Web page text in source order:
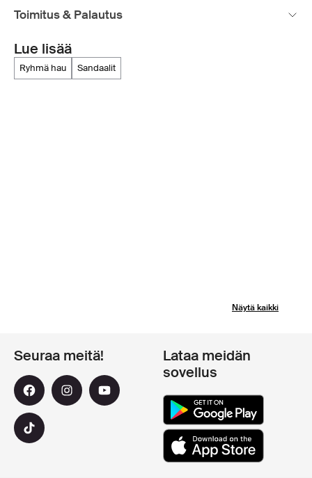
Toimitus & Palautus
Lue lisää
ryhmä hau sandaalit
Näytä kaikki
Seuraa meitä!
Lataa meidän
sovellus